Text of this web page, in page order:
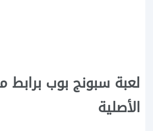
لعبة سبونج بوب برابط
الأصلية